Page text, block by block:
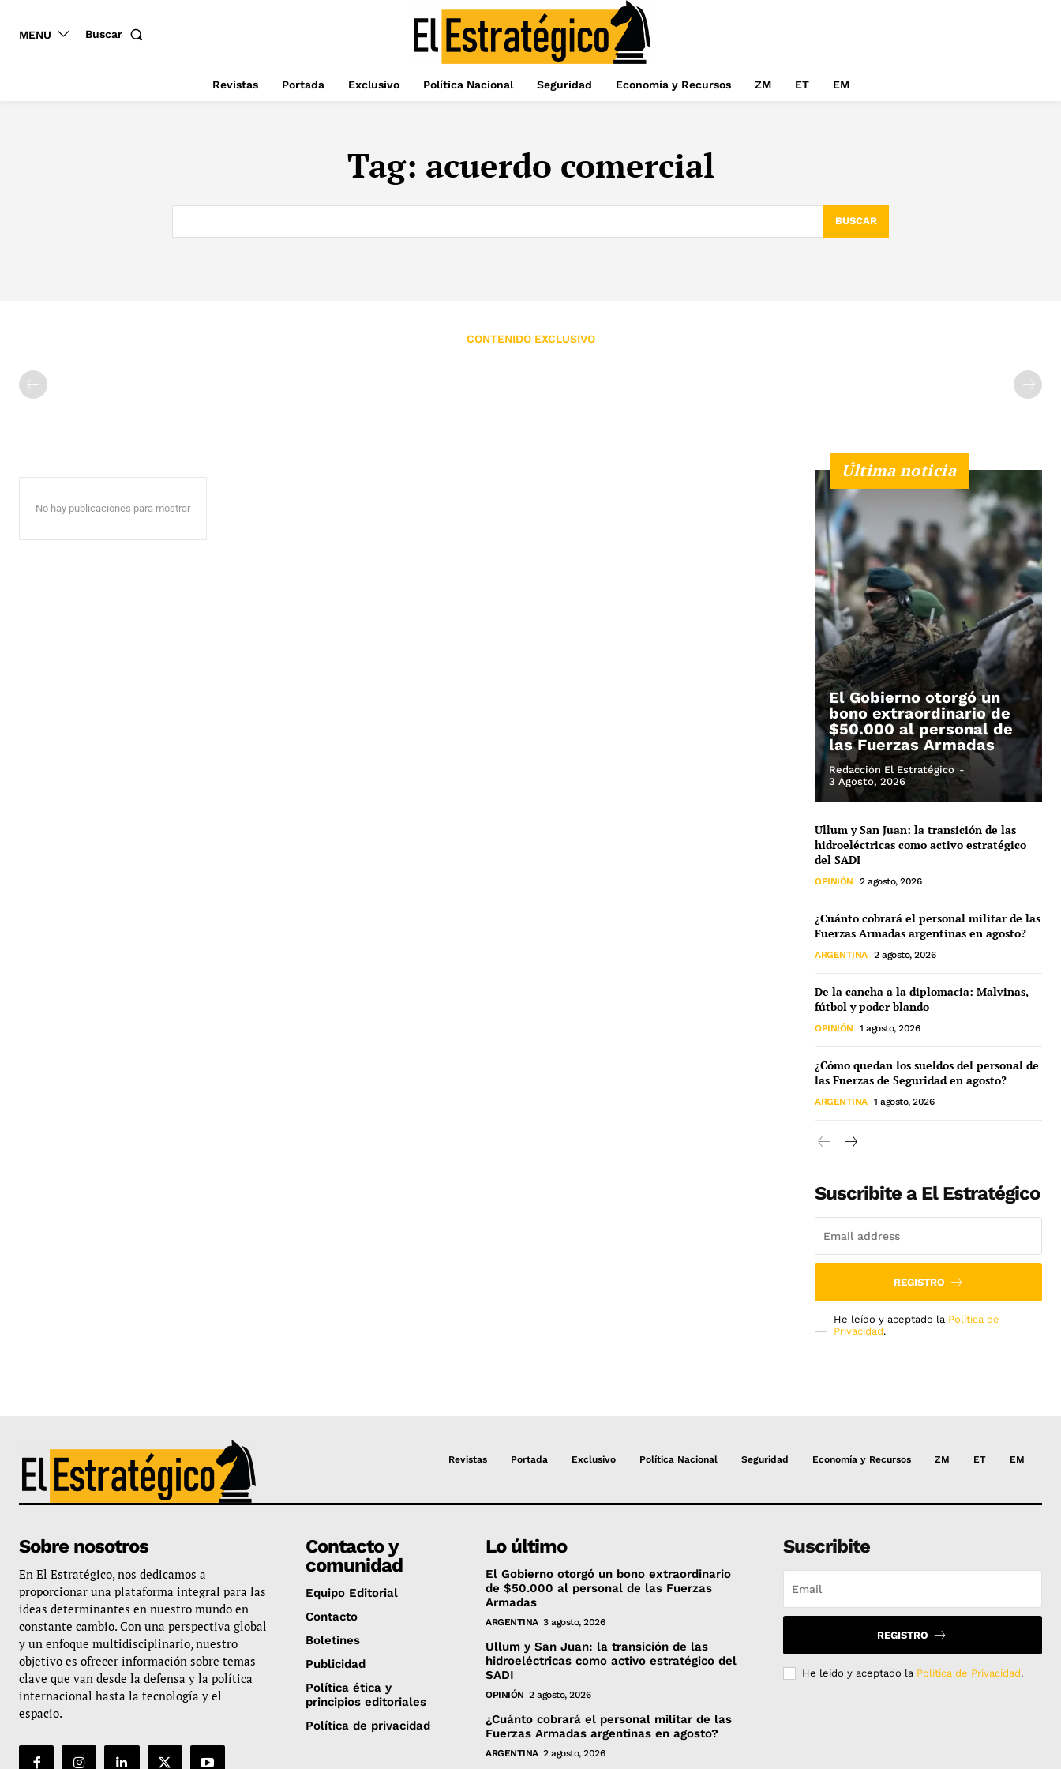
MENU Buscar
Revistas Portada Exclusivo Política Nacional Seguridad Economía y Recursos ZM ET EM
Tag: acuerdo comercial
BUSCAR
CONTENIDO EXCLUSIVO
No hay publicaciones para mostrar
Última noticia
El Gobierno otorgó un
bono extraordinario de
$50.000 al personal de
las Fuerzas Armadas
Redacción El Estratégico -
3 Agosto, 2026
Ullum y San Juan: la transición de las
hidroeléctricas como activo estratégico
del SADI
OPINIÓN 2 agosto, 2026
¿Cuánto cobrará el personal militar de las
Fuerzas Armadas argentinas en agosto?
ARGENTINA 2 agosto, 2026
De la cancha a la diplomacia: Malvinas,
fútbol y poder blando
OPINIÓN 1 agosto, 2026
¿Cómo quedan los sueldos del personal de
las Fuerzas de Seguridad en agosto?
ARGENTINA 1 agosto, 2026
Suscribite a El Estratégico
REGISTRO
He leído y aceptado la Política de
Privacidad.
Revistas Portada Exclusivo Política Nacional Seguridad Economía y Recursos ZM ET EM
Sobre nosotros
En El Estratégico, nos dedicamos a
proporcionar una plataforma integral para las
ideas determinantes en nuestro mundo en
constante cambio. Con una perspectiva global
y un enfoque multidisciplinario, nuestro
objetivo es ofrecer información sobre temas
clave que van desde la defensa y la política
internacional hasta la tecnología y el
espacio.
Contacto y
comunidad
Equipo Editorial
Contacto
Boletines
Publicidad
Política ética y
principios editoriales
Política de privacidad
Lo último
El Gobierno otorgó un bono extraordinario
de $50.000 al personal de las Fuerzas
Armadas
ARGENTINA 3 agosto, 2026
Ullum y San Juan: la transición de las
hidroeléctricas como activo estratégico del
SADI
OPINIÓN 2 agosto, 2026
¿Cuánto cobrará el personal militar de las
Fuerzas Armadas argentinas en agosto?
ARGENTINA 2 agosto, 2026
Suscribite
REGISTRO
He leído y aceptado la Política de Privacidad.